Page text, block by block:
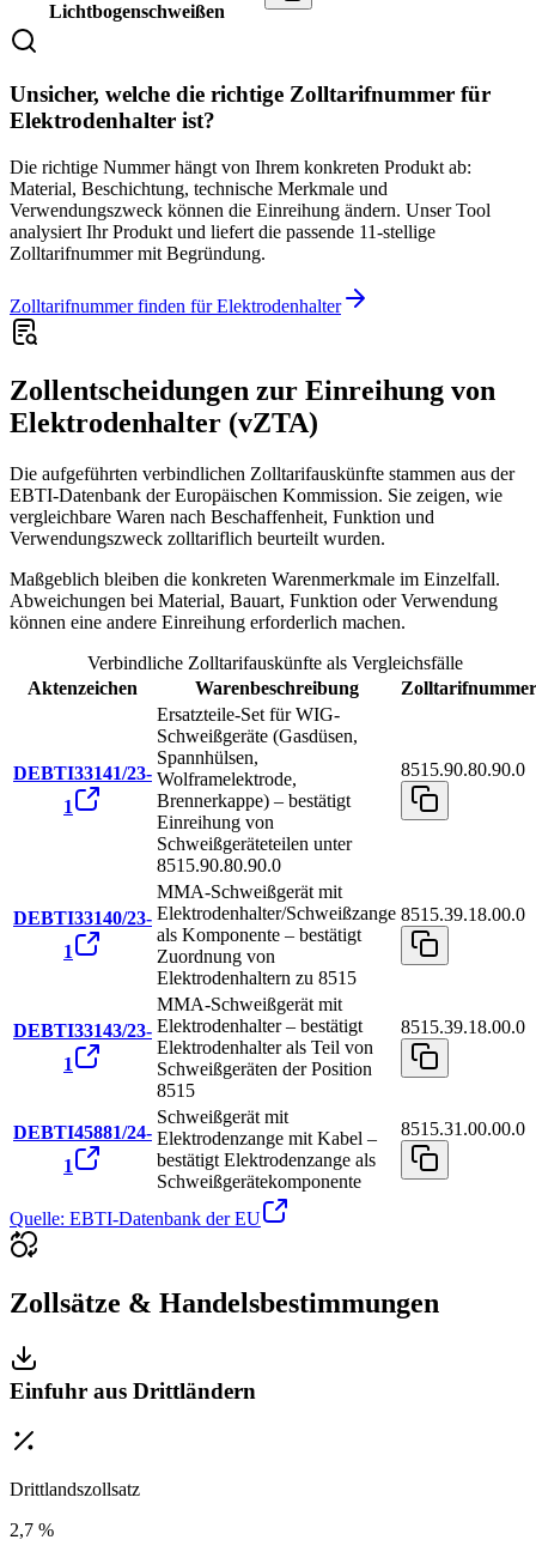
Lichtbogenschweißen
Unsicher, welche die richtige Zolltarifnummer für
Elektrodenhalter ist?
Die richtige Nummer hängt von Ihrem konkreten Produkt ab:
Material, Beschichtung, technische Merkmale und
Verwendungszweck können die Einreihung ändern. Unser Tool
analysiert Ihr Produkt und liefert die passende 11-stellige
Zolltarifnummer mit Begründung.
Zolltarifnummer finden für Elektrodenhalter
Zollentscheidungen zur Einreihung von
Elektrodenhalter (vZTA)
Die aufgeführten verbindlichen Zolltarifauskünfte stammen aus der
EBTI-Datenbank der Europäischen Kommission. Sie zeigen, wie
vergleichbare Waren nach Beschaffenheit, Funktion und
Verwendungszweck zolltariflich beurteilt wurden.
Maßgeblich bleiben die konkreten Warenmerkmale im Einzelfall.
Abweichungen bei Material, Bauart, Funktion oder Verwendung
können eine andere Einreihung erforderlich machen.
Verbindliche Zolltarifauskünfte als Vergleichsfälle
Aktenzeichen
Warenbeschreibung Zolltarifnummer
DEBTI33141/23-
1
Ersatzteile-Set für WIG-
Schweißgeräte (Gasdüsen,
Spannhülsen,
Wolframelektrode,
Brennerkappe) – bestätigt
Einreihung von
Schweißgeräteteilen unter
8515.90.80.90.0
8515.90.80.90.0
DEBTI33140/23-
1
MMA-Schweißgerät mit
Elektrodenhalter/Schweißzange
als Komponente – bestätigt
Zuordnung von
Elektrodenhaltern zu 8515
8515.39.18.00.0
DEBTI33143/23-
1
MMA-Schweißgerät mit
Elektrodenhalter – bestätigt
Elektrodenhalter als Teil von
Schweißgeräten der Position
8515
8515.39.18.00.0
DEBTI45881/24-
1
Schweißgerät mit
Elektrodenzange mit Kabel –
bestätigt Elektrodenzange als
Schweißgerätekomponente
8515.31.00.00.0
Quelle: EBTI-Datenbank der EU
Zollsätze & Handelsbestimmungen
Einfuhr aus Drittländern
Drittlandszollsatz
2,7 %